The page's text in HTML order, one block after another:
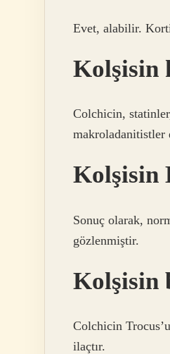
Evet, alabilir.
Kolşisin
Colchicin,
Kolşisin
Sonuç olarak,
gözlenmiştir.
Kolşisin
Colchicin
ilaçtır.